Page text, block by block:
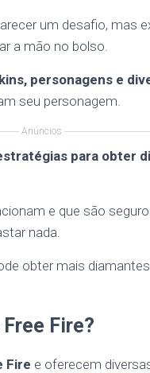
um desafio, mas
a mão no bolso.
personagens e
seu personagem.
Anúncios
para obter
e que são
nada.
obter mais
Fire?
Fire e oferecem